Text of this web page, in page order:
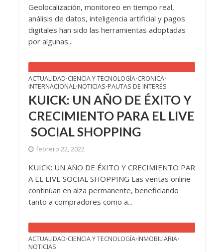
Geolocalización, monitoreo en tiempo real,
análisis de datos, inteligencia artificial y pagos
digitales han sido las herramientas adoptadas
por algunas...
ACTUALIDAD•CIENCIA Y TECNOLOGÍA•CRONICA•
INTERNACIONAL•NOTICIAS•PAUTAS DE INTERÉS
KUICK: UN AÑO DE ÉXITO Y
CRECIMIENTO PARA EL LIVE
SOCIAL SHOPPING
febrero 22, 2022
KUICK: UN AÑO DE ÉXITO Y CRECIMIENTO PAR
A EL LIVE SOCIAL SHOPPING Las ventas online
continúan en alza permanente, beneficiando
tanto a compradores como a...
ACTUALIDAD•CIENCIA Y TECNOLOGÍA•INMOBILIARIA•
NOTICIAS